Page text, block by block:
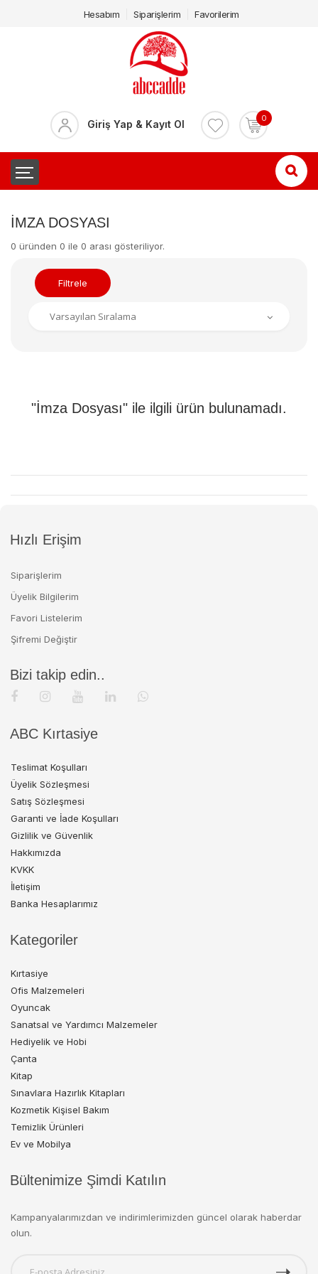
Hesabım Siparişlerim Favorilerim
Giriş Yap & Kayıt Ol 0
İMZA DOSYASI
0 üründen 0 ile 0 arası gösteriliyor.
Filtrele
"İmza Dosyası" ile ilgili ürün bulunamadı.
Hızlı Erişim
Siparişlerim
Üyelik Bilgilerim
Favori Listelerim
Şifremi Değiştir
Bizi takip edin..
ABC Kırtasiye
Teslimat Koşulları
Üyelik Sözleşmesi
Satış Sözleşmesi
Garanti ve İade Koşulları
Gizlilik ve Güvenlik
Hakkımızda
KVKK
İletişim
Banka Hesaplarımız
Kategoriler
Kırtasiye
Ofis Malzemeleri
Oyuncak
Sanatsal ve Yardımcı Malzemeler
Hediyelik ve Hobi
Çanta
Kitap
Sınavlara Hazırlık Kitapları
Kozmetik Kişisel Bakım
Temizlik Ürünleri
Ev ve Mobilya
Bültenimize Şimdi Katılın
Kampanyalarımızdan ve indirimlerimizden güncel olarak haberdar
olun.